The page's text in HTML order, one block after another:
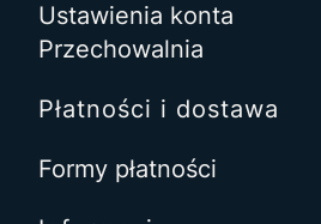
Ustawienia konta
Przechowalnia
Płatności i dostawa
Formy płatności